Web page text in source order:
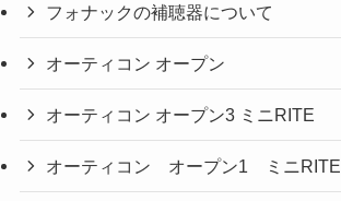
フォナックの補聴器について
オーティコン オープン
オーティコン オープン3 ミニRITE
オーティコン オープン1 ミニRITE